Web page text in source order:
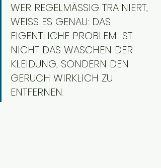
WER REGELMÄSSIG TRAINIERT,
WEISS ES GENAU: DAS
EIGENTLICHE PROBLEM IST
NICHT DAS WASCHEN DER
KLEIDUNG, SONDERN DEN
GERUCH WIRKLICH ZU
ENTFERNEN.